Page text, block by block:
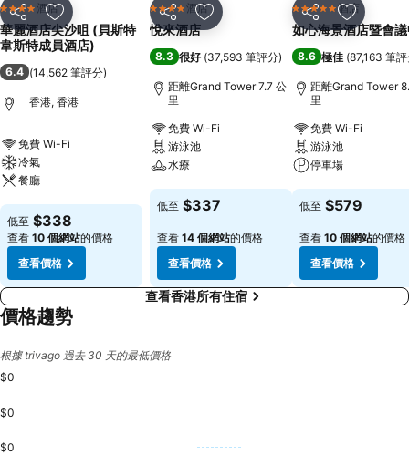
分享 放到收藏夾
4 星級 酒店
華麗酒店尖沙咀 (貝斯特
韋斯特成員酒店)
6.4 (14,562 筆評分)
香港, 香港
免費 Wi-Fi
冷氣
餐廳
查看價格
低至 $338
查看 10 個網站的價格
查看價格
分享 放到收藏夾
4 星級 酒店
悅來酒店
8.3 很好 (37,593 筆評分)
距離Grand Tower 7.7 公
里
免費 Wi-Fi
游泳池
水療
查看價格
低至 $337
查看 14 個網站的價格
查看價格
分享 放到收藏
5 星級 酒店
如心海景酒店暨會
8.6 極佳 (87,163 筆
距離Grand Tower
里
免費 Wi-Fi
游泳池
停車場
查看價格
低至 $579
查看 10 個網站的價格
查看價格
查看香港所有住宿
價格趨勢
根據 trivago 過去 30 天的最低價格
$0
$0
$0